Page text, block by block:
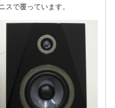
スで覆っています。